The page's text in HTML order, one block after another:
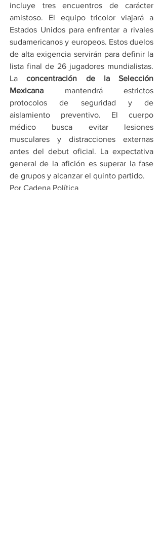
incluye tres encuentros de carácter
amistoso. El equipo tricolor viajará a
Estados Unidos para enfrentar a rivales
sudamericanos y europeos. Estos duelos
de alta exigencia servirán para definir la
lista final de 26 jugadores mundialistas.
La concentración de la Selección
Mexicana mantendrá estrictos
protocolos de seguridad y de
aislamiento preventivo. El cuerpo
médico busca evitar lesiones
musculares y distracciones externas
antes del debut oficial. La expectativa
general de la afición es superar la fase
de grupos y alcanzar el quinto partido.
Por Cadena Política